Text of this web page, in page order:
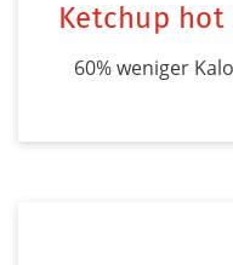
Ketchup hot
60% weniger